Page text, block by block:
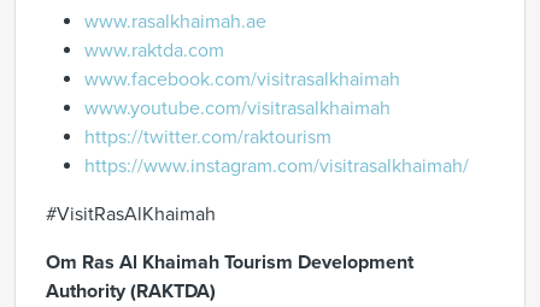
www.rasalkhaimah.ae
www.raktda.com
www.facebook.com/visitrasalkhaimah
www.youtube.com/visitrasalkhaimah
https://twitter.com/raktourism
https://www.instagram.com/visitrasalkhaimah/
#VisitRasAlKhaimah
Om Ras Al Khaimah Tourism Development
Authority (RAKTDA)